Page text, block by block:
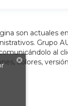
son actuales
Grupo
al
colores,